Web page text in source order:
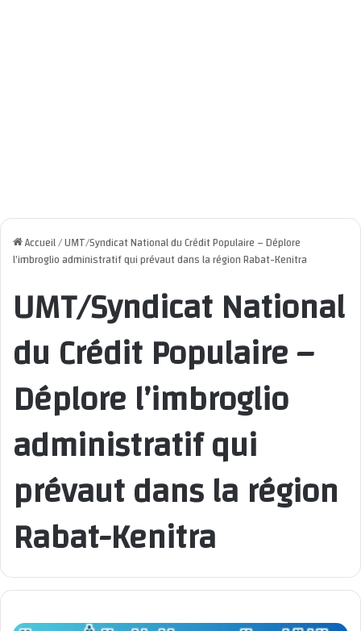
Accueil/UMT/Syndicat National du Crédit Populaire – Déplore
l’imbroglio administratif qui prévaut dans la région Rabat-Kenitra
UMT/Syndicat National
du Crédit Populaire –
Déplore l’imbroglio
administratif qui
prévaut dans la région
Rabat-Kenitra